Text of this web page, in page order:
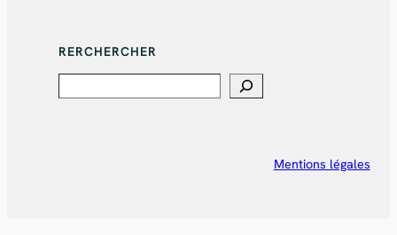
RERCHERCHER
Mentions légales